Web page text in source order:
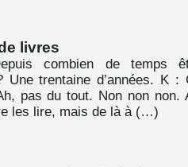
livres
combien de temps
Une trentaine d’années. K :
pas du tout. Non non non.
les lire, mais de là à (…)